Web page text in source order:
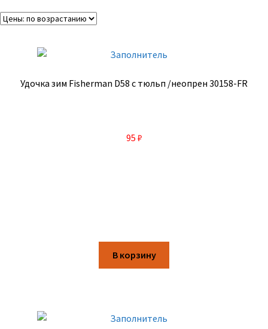
Удочка зим Fisherman D58 с тюльп /неопрен 30158-FR
95 ₽
В корзину